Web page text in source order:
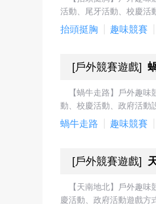
活動、尾牙活動、校慶活
抬頭挺胸 趣味競賽
[戶外競賽遊戲]
【蝸牛走路】戶外趣
動、校慶活動、政府活動
蝸牛走路 趣味競賽
[戶外競賽遊戲]
【天南地北】戶外趣
慶活動、政府活動遊戲方